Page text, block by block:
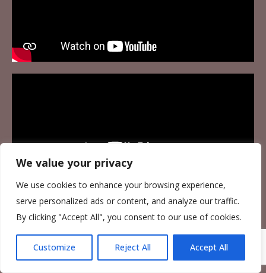
We value your privacy
We use cookies to enhance your browsing experience,
serve personalized ads or content, and analyze our traffic.
By clicking "Accept All", you consent to our use of cookies.
Customize Reject All Accept All